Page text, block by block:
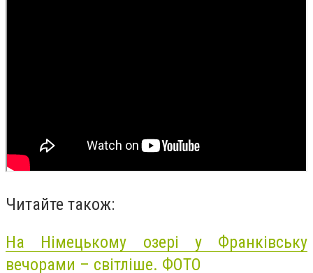
Читайте також:
На Німецькому озері у Франківську
вечорами – світліше. ФОТО